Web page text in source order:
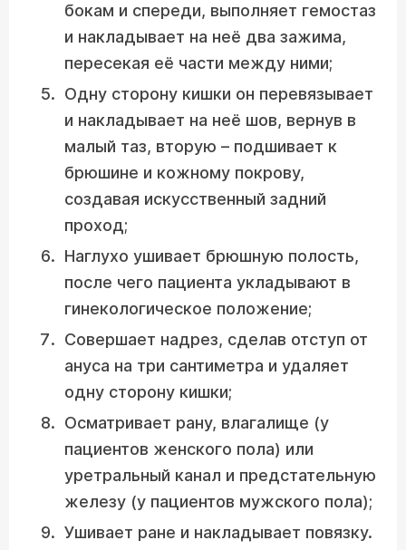
бокам и спереди, выполняет гемостаз
и накладывает на неё два зажима,
пересекая её части между ними;
Одну сторону кишки он перевязывает
и накладывает на неё шов, вернув в
малый таз, вторую – подшивает к
брюшине и кожному покрову,
создавая искусственный задний
проход;
Наглухо ушивает брюшную полость,
после чего пациента укладывают в
гинекологическое положение;
Совершает надрез, сделав отступ от
ануса на три сантиметра и удаляет
одну сторону кишки;
Осматривает рану, влагалище (у
пациентов женского пола) или
уретральный канал и предстательную
железу (у пациентов мужского пола);
Ушивает ране и накладывает повязку.